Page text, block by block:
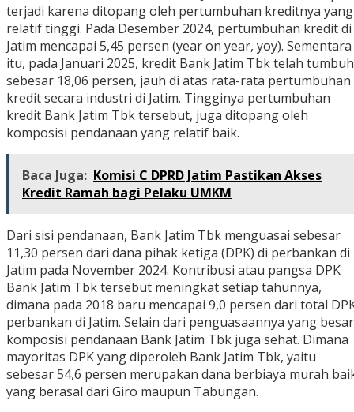
terjadi karena ditopang oleh pertumbuhan kreditnya yang
relatif tinggi. Pada Desember 2024, pertumbuhan kredit di
Jatim mencapai 5,45 persen (year on year, yoy). Sementara
itu, pada Januari 2025, kredit Bank Jatim Tbk telah tumbuh
sebesar 18,06 persen, jauh di atas rata-rata pertumbuhan
kredit secara industri di Jatim. Tingginya pertumbuhan
kredit Bank Jatim Tbk tersebut, juga ditopang oleh
komposisi pendanaan yang relatif baik.
Baca Juga: Komisi C DPRD Jatim Pastikan Akses
Kredit Ramah bagi Pelaku UMKM
Dari sisi pendanaan, Bank Jatim Tbk menguasai sebesar
11,30 persen dari dana pihak ketiga (DPK) di perbankan di
Jatim pada November 2024. Kontribusi atau pangsa DPK
Bank Jatim Tbk tersebut meningkat setiap tahunnya,
dimana pada 2018 baru mencapai 9,0 persen dari total
perbankan di Jatim. Selain dari penguasaannya yang
komposisi pendanaan Bank Jatim Tbk juga sehat. Dimana
mayoritas DPK yang diperoleh Bank Jatim Tbk, yaitu
sebesar 54,6 persen merupakan dana berbiaya murah
yang berasal dari Giro maupun Tabungan.